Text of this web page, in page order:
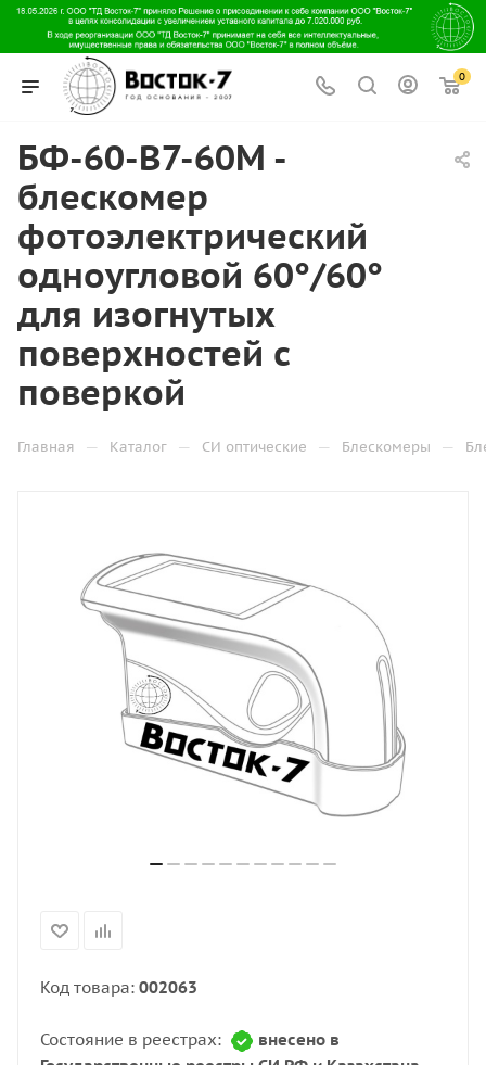
0
БФ-60-В7-60М -
блескомер
фотоэлектрический
одноугловой 60°/60°
для изогнутых
поверхностей с
поверкой
Главная — Каталог — СИ оптические — Блескомеры —
Код товара: 002063
Состояние в реестрах:
внесено в